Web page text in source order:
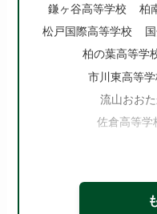
鎌ヶ谷高等学校
柏
松戸国際高等学校
柏の葉高等学
市川東高等学
流山おお
佐倉高等
専修大学松戸高等